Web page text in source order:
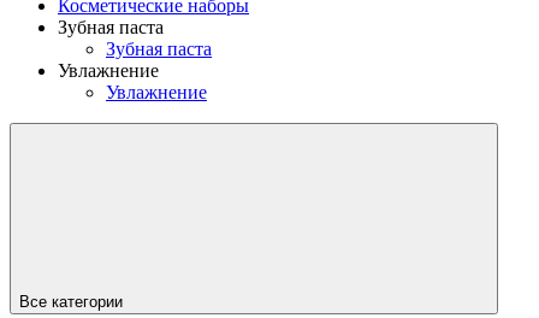
Косметические наборы
Зубная паста
Зубная паста
Увлажнение
Увлажнение
Все категории